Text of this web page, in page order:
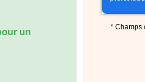
un
* Champs